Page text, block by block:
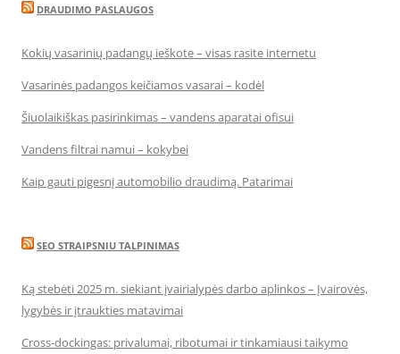
DRAUDIMO PASLAUGOS
Kokių vasarinių padangų ieškote – visas rasite internetu
Vasarinės padangos keičiamos vasarai – kodėl
Šiuolaikiškas pasirinkimas – vandens aparatai ofisui
Vandens filtrai namui – kokybei
Kaip gauti pigesnį automobilio draudimą. Patarimai
SEO STRAIPSNIU TALPINIMAS
Ką stebėti 2025 m. siekiant įvairialypės darbo aplinkos – Įvairovės,
lygybės ir įtraukties matavimai
Cross-dockingas: privalumai, ribotumai ir tinkamiausi taikymo